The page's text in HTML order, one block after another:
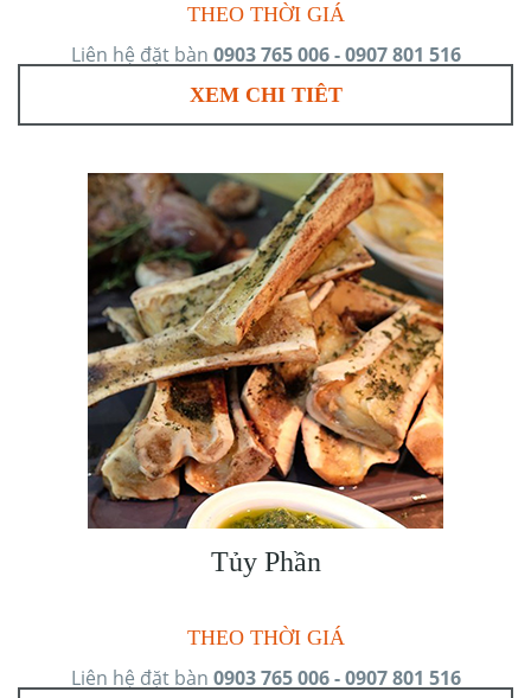
THEO THỜI GIÁ
Liên hệ đặt bàn 0903 765 006 - 0907 801 516
XEM CHI TIÊT
Tủy Phần
THEO THỜI GIÁ
Liên hệ đặt bàn 0903 765 006 - 0907 801 516